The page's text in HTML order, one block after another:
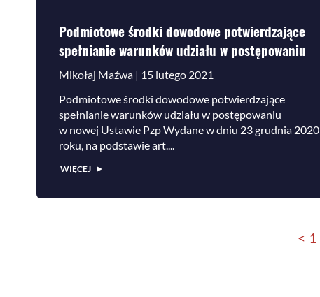
Podmiotowe środki dowodowe potwierdzające
spełnianie warunków udziału w postępowaniu
Mikołaj Maźwa | 15 lutego 2021
Podmiotowe środki dowodowe potwierdzające
spełnianie warunków udziału w postępowaniu
w nowej Ustawie Pzp Wydane w dniu 23 grudnia 2020
roku, na podstawie art....
WIĘCEJ
< 1